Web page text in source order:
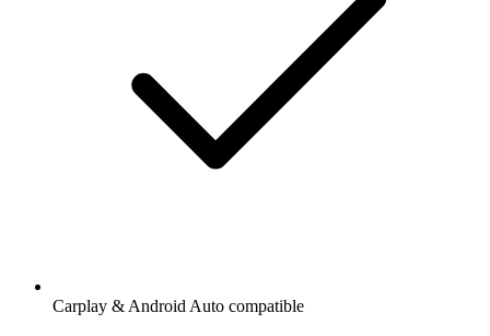
Carplay & Android Auto compatible